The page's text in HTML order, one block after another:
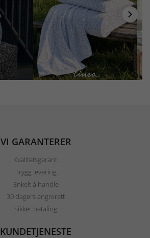
VI GARANTERER
Kvalitetsgaranti
Trygg levering
Enkelt å handle
30 dagers angrerett
Sikker betaling
KUNDETJENESTE